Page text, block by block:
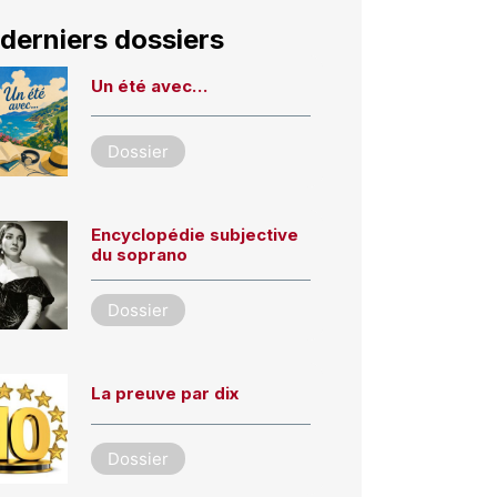
dossiers
Un été avec…
Dossier
Encyclopédie subjective
du soprano
Dossier
La preuve par dix
Dossier